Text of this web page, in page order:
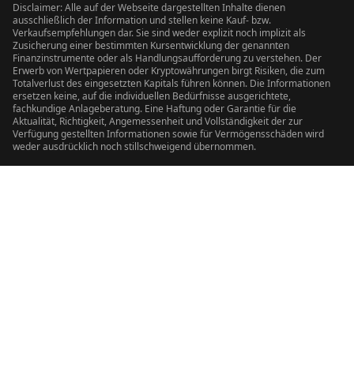
Disclaimer: Alle auf der Webseite dargestellten Inhalte dienen
ausschließlich der Information und stellen keine Kauf- bzw.
Verkaufsempfehlungen dar. Sie sind weder explizit noch implizit als
Zusicherung einer bestimmten Kursentwicklung der genannten
Finanzinstrumente oder als Handlungsaufforderung zu verstehen. Der
Erwerb von Wertpapieren oder Kryptowährungen birgt Risiken, die zum
Totalverlust des eingesetzten Kapitals führen können. Die Informationen
ersetzen keine, auf die individuellen Bedürfnisse ausgerichtete,
fachkundige Anlageberatung. Eine Haftung oder Garantie für die
Aktualität, Richtigkeit, Angemessenheit und Vollständigkeit der zur
Verfügung gestellten Informationen sowie für Vermögensschäden wird
weder ausdrücklich noch stillschweigend übernommen.